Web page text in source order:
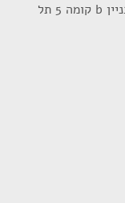
רחוב שאול המלך 39, בית הדר דפנה, בניין b קומה 5 תל